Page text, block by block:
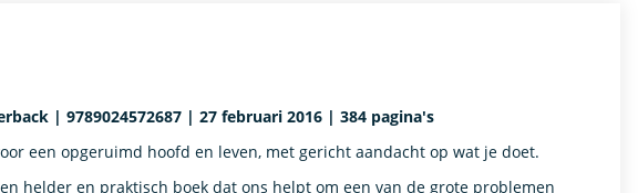
| 9789024572687 | 27 februari 2016 | 384 pagina's
een opgeruimd hoofd en leven, met gericht aandacht op wat je doet.
helder en praktisch boek dat ons helpt om een van de grote problemen